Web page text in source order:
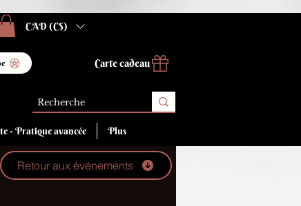
CAD (C$)
Carte cadeau
- Pratique avancée Plus
Retour aux événements